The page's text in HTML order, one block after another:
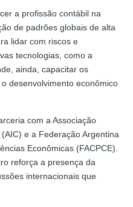
a profissão contábil na
de padrões globais de alta
lidar com riscos e
tecnologias, como a
ainda, capacitar os
desenvolvimento econômico
com a Associação
e a Federação Argentina
Econômicas (FACPCE).
reforça a presença da
internacionais que